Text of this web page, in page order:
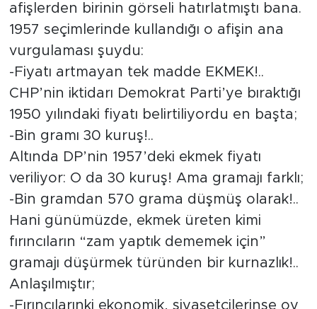
afişlerden birinin görseli hatırlatmıştı bana.
1957 seçimlerinde kullandığı o afişin ana
vurgulaması şuydu:
-Fiyatı artmayan tek madde EKMEK!..
CHP’nin iktidarı Demokrat Parti’ye bıraktığı
1950 yılındaki fiyatı belirtiliyordu en başta;
-Bin gramı 30 kuruş!..
Altında DP’nin 1957’deki ekmek fiyatı
veriliyor: O da 30 kuruş! Ama gramajı farklı;
-Bin gramdan 570 grama düşmüş olarak!..
Hani günümüzde, ekmek üreten kimi
fırıncıların “zam yaptık dememek için”
gramajı düşürmek türünden bir kurnazlık!..
Anlaşılmıştır;
-Fırıncılarınki ekonomik, siyasetçilerinse oy